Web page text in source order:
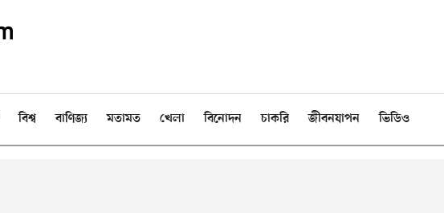
বিশ্ব বাণিজ্য মতামত খেলা বিনোদন চাকরি জীবনযাপন ভিডিও